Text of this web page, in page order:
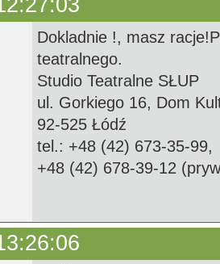
Dokladnie !, masz
teatralnego.
Studio Teatralne SŁUP
ul. Gorkiego 16, Dom
92-525 Łódź
tel.: +48 (42) 673-35-99,
+48 (42) 678-39-12